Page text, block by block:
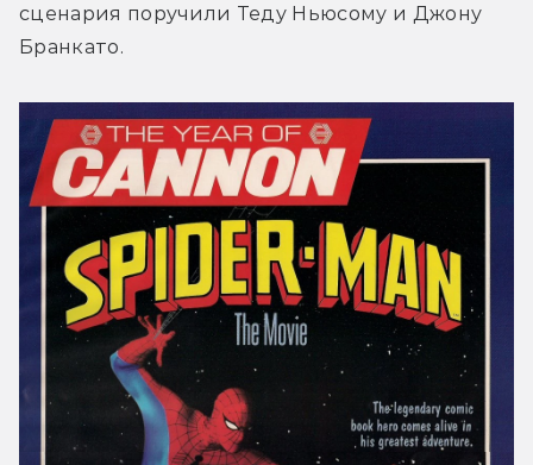
сценария поручили Теду Ньюсому и Джону
Бранкато.